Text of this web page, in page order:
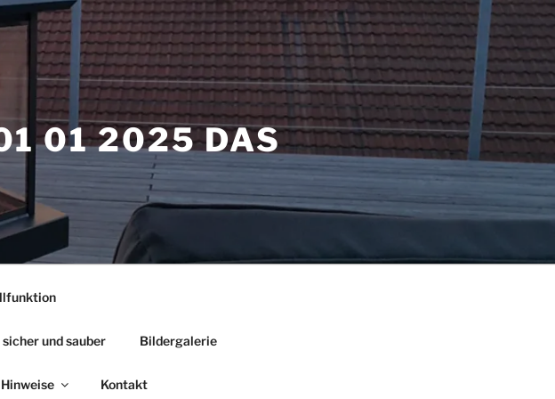
01 2025 DAS
und sauber Bildergalerie
Kontakt